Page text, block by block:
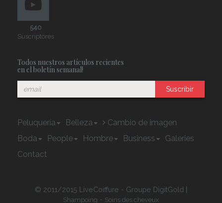
540
Suscriptores
Todos nuestros artículos recientes
en el boletín semanal!
Suscribir
Peluquería Belleza
Cambio de imagen
Boda
People Hombre Business
Galeries
Contact
© 2011/2015 LiveCoiffure - Groupe DigitGold |
Shampoing - Soins des cheveux